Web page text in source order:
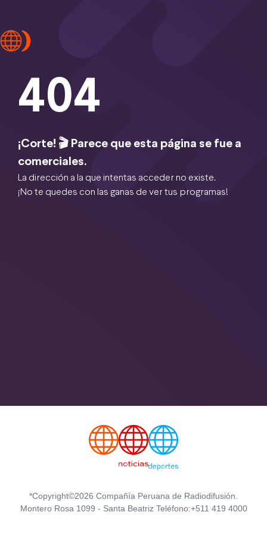
404
¡Corte! 🎬 Parece que esta página se fue a
comerciales.
La dirección a la que intentas acceder no existe.
¡No te quedes con las ganas de ver tus programas!
*Copyright©2026 Compañía Peruana de Radiodifusión.
Montero Rosa 1099 - Santa Beatriz Teléfono:+511 419 4000